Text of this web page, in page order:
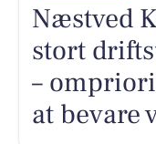
Næstved
stort
–
at bevare